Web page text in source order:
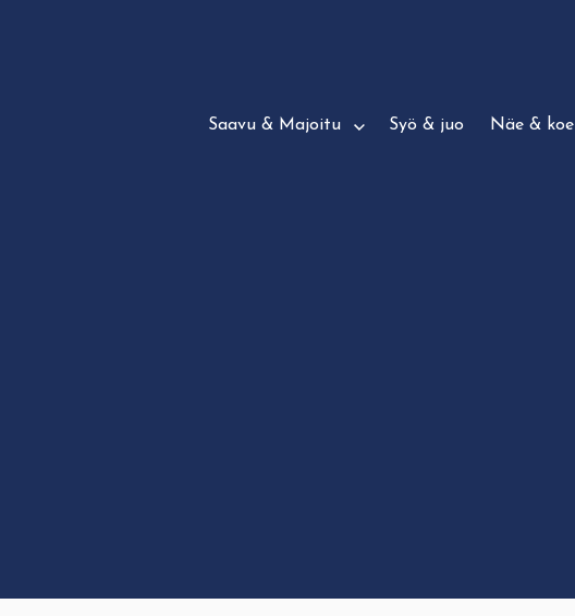
Saavu & Majoitu Syö & juo Näe & koe